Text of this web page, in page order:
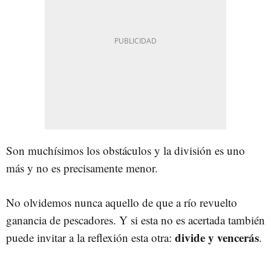
Son muchísimos los obstáculos y la división es uno
más y no es precisamente menor.
No olvidemos nunca aquello de que a río revuelto
ganancia de pescadores. Y si esta no es acertada también
puede invitar a la reflexión esta otra: divide y vencerás.